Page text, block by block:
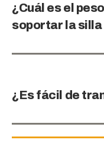
¿Cuál es el
soportar la silla
¿Es fácil de